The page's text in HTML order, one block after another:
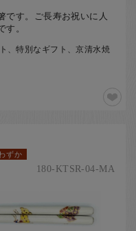
です。ご長寿お祝いに人
。
、特別なギフト、京清水焼
ずか
180-KTSR-04-MA